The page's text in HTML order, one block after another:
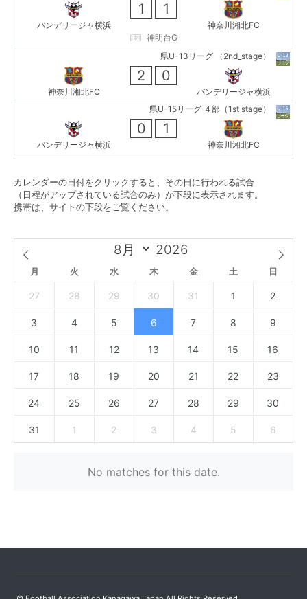
バンデリージャ横浜
1 1
神奈川湘北FC
神明台G
県U-13リーグ （2nd_stage）
神奈川湘北FC
2 0
バンデリージャ横浜
県U-15リーグ ４部（1st stage）
バンデリージャ横浜
0 1
神奈川湘北FC
カレンダーの日付をクリックすると、その日に行われる試合
（日程がアップされている試合のみ）が下段に表示されます。
携帯は、サイトの下段をご覧ください。
月 火 水 木 金 土 日
27 28 29 30 31 1 2
3 4 5 6 7 8 9
10 11 12 13 14 15 16
17 18 19 20 21 22 23
24 25 26 27 28 29 30
31 1 2 3 4 5 6
No matches for this date.